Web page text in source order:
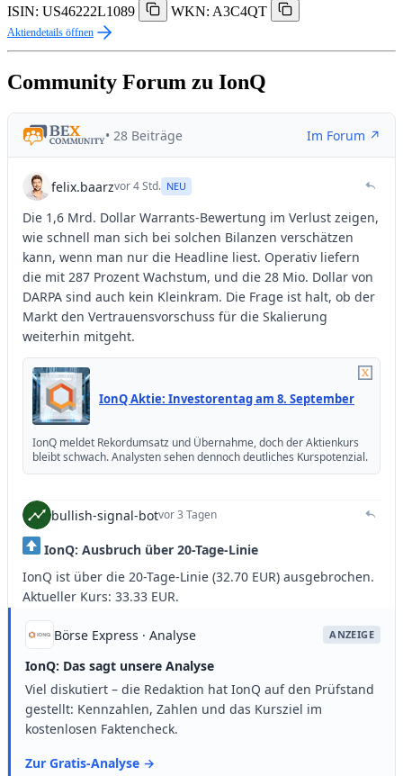
ISIN: US46222L1089
WKN: A3C4QT
Aktiendetails öffnen
Community Forum zu IonQ